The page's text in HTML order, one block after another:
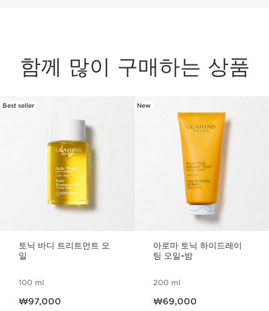
함께 많이 구매하는 상품
Best seller
토닉 바디 트리트먼트 오
일
100 ml
₩97,000
New
아로마 토닉 하이드레이
팅 오일-밤
200 ml
₩69,000